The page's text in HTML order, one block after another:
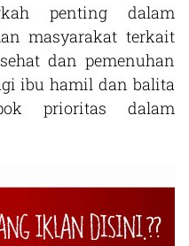
penting dalam
masyarakat terkait
dan pemenuhan
ibu hamil dan balita
prioritas dalam